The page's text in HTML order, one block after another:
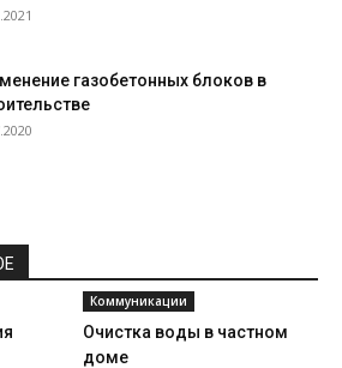
газобетонных блоков в
Коммуникации
Очистка воды в частном
доме